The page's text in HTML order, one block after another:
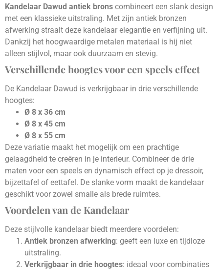
Kandelaar Dawud antiek brons combineert een slank design
met een klassieke uitstraling. Met zijn antiek bronzen
afwerking straalt deze kandelaar elegantie en verfijning uit.
Dankzij het hoogwaardige metalen materiaal is hij niet
alleen stijlvol, maar ook duurzaam en stevig.
Verschillende hoogtes voor een speels effect
De Kandelaar Dawud is verkrijgbaar in drie verschillende
hoogtes:
Ø 8 x 36 cm
Ø 8 x 45 cm
Ø 8 x 55 cm
Deze variatie maakt het mogelijk om een prachtige
gelaagdheid te creëren in je interieur. Combineer de drie
maten voor een speels en dynamisch effect op je dressoir,
bijzettafel of eettafel. De slanke vorm maakt de kandelaar
geschikt voor zowel smalle als brede ruimtes.
Voordelen van de Kandelaar
Deze stijlvolle kandelaar biedt meerdere voordelen:
Antiek bronzen afwerking: geeft een luxe en tijdloze
uitstraling.
Verkrijgbaar in drie hoogtes: ideaal voor combinaties